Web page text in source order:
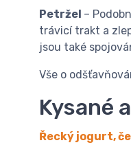
Petržel –
trávicí trakt a
jsou také
Vše o
Kysané
Řecký jogurt,